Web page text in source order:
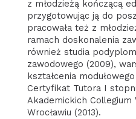
z młodzieżą kończącą
przygotowując ją do
pracowała też z
ramach doskonalenia
również studia
zawodowego (2009),
kształcenia
Certyfikat Tutora I
Akademickich Collegium
Wrocławiu (2013).